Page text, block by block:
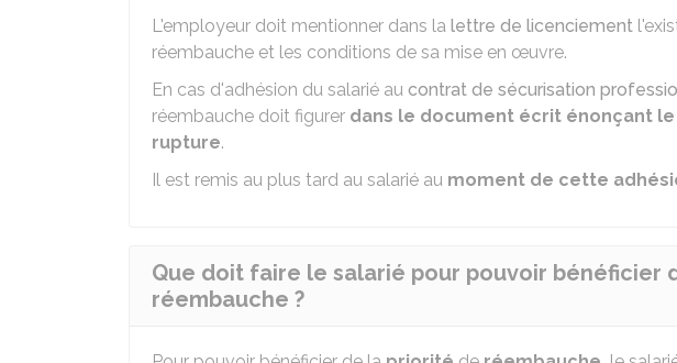
L'employeur doit mentionner dans la lettre de licenciement
réembauche et les conditions de sa mise en œuvre.
En cas d'adhésion du salarié au contrat de sécurisation
réembauche doit figurer dans le document écrit énonçant
rupture.
Il est remis au plus tard au salarié au moment de cette
Que doit faire le salarié pour pouvoir bénéficier
réembauche ?